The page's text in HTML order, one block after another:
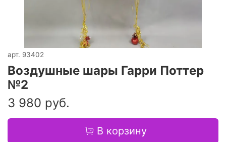
арт. 93402
Воздушные шары Гарри Поттер
№2
3 980 руб.
В корзину